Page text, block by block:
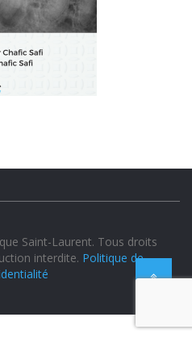
Saint-Laurent. Tous droits
interdite. Politique de